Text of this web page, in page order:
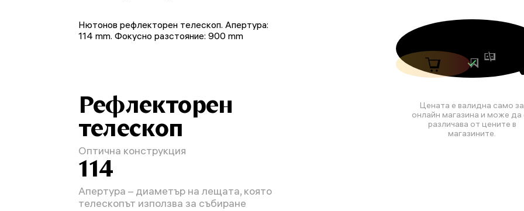
Цената е валидна само за
онлайн магазина и може да
различава от цените в
магазините.
Нютонов рефлекторен телескоп. Апертура:
114 mm. Фокусно разстояние: 900 mm
Рефлекторен
телескоп
Оптична конструкция
114
Апертура – диаметър на лещата, която
телескопът използва за събиране